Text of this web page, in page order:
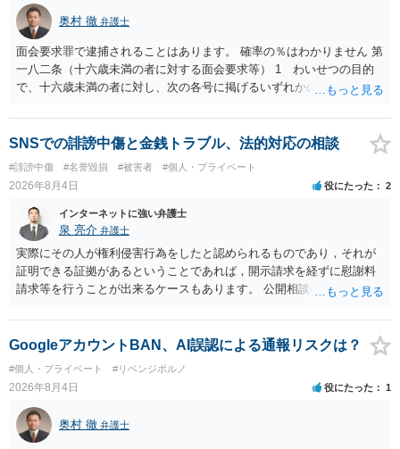
に入力したかも第三者にしられることはないので、個人や会社の特定
をせずに書き込んだことで（おそらく特定して書き込んだとして
も）、相談者さんが刑事民事の責任に問われることはないでしょう。
私見ながらご参考まで。
奥村 徹 弁護士
面会要求罪で逮捕されることはあります。 確率の％はわかりません 第
一八二条（十六歳未満の者に対する面会要求等） 1 わいせつの目的
で、十六歳未満の者に対し、次の各号に掲げるいずれかの行為をした
が生まれた日より五年以上前の日に生まれた者に限る。）は、一年以
下の拘禁刑又は五十万円以下の罰金に処する。 一 威迫し、偽計を用
い又は誘惑して面会を要求すること。 二 拒まれたにもかかわらず、
反復して面会を要求すること。 三 金銭その他の利益を供与し、又は
その申込み若しくは約束をして面会を要求すること。 2前項の罪を犯
し、よってわいせつの目的で当該十六歳未満の者と面会をした者は、
二年以下の拘禁刑又は百万円以下の罰金に処する。
SNSでの誹謗中傷と金銭トラブル、法的対応の相談
#誹謗中傷 #名誉毀損 #被害者 #個人・プライベート
2026年8月4日 役にたった 2
インターネットに強い弁護士
泉 亮介 弁護士
実際にその人が権利侵害行為をしたと認められるものであり，それが
証明できる証拠があるということであれば，開示請求を経ずに慰謝料
請求等を行うことが出来るケースもあります。 公開相談の場では回答
に個別に相談されると良いでしょう。
GoogleアカウントBAN、AI誤認による通報リスクは？
#個人・プライベート #リベンジポルノ
2026年8月4日 役にたった 1
奥村 徹 弁護士